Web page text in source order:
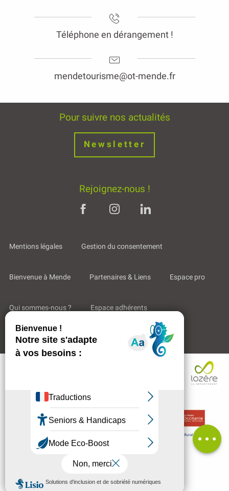
MENU
Description
Avis
Téléphone en dérangement !
mendetourisme@ot-mende.fr
Pour suivre nos actualités
Newsletter
Rejoignez-nous !
Mentions légales Gestion du consentement
Bienvenue à Mende Partenaires & Liens Espace pro
Qui sommes-nous ? Espace adhérents
Aides & Accompagnements